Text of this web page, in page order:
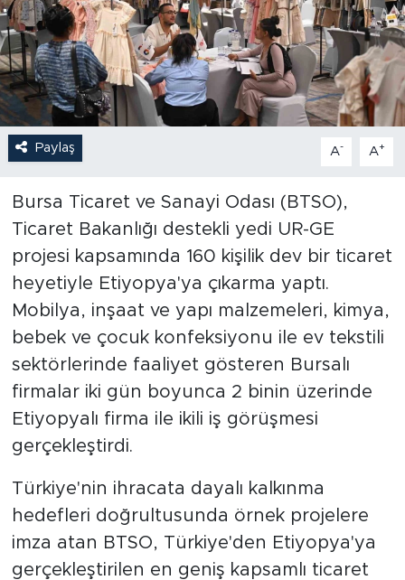
Paylaş A- A+
Bursa Ticaret ve Sanayi Odası (BTSO),
Ticaret Bakanlığı destekli yedi UR-GE
projesi kapsamında 160 kişilik dev bir ticaret
heyetiyle Etiyopya'ya çıkarma yaptı.
Mobilya, inşaat ve yapı malzemeleri, kimya,
bebek ve çocuk konfeksiyonu ile ev tekstili
sektörlerinde faaliyet gösteren Bursalı
firmalar iki gün boyunca 2 binin üzerinde
Etiyopyalı firma ile ikili iş görüşmesi
gerçekleştirdi.
Türkiye'nin ihracata dayalı kalkınma
hedefleri doğrultusunda örnek projelere
imza atan BTSO, Türkiye'den Etiyopya'ya
gerçekleştirilen en geniş kapsamlı ticaret